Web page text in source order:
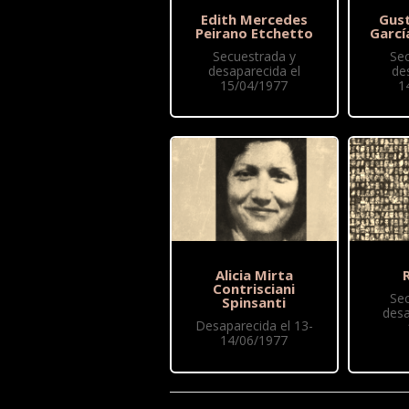
Edith Mercedes
Peirano Etchetto
Secuestrada y
desaparecida el
15/04/1977
Alicia Mirta
Contrisciani
Spinsanti
Desaparecida el 13-
14/06/1977